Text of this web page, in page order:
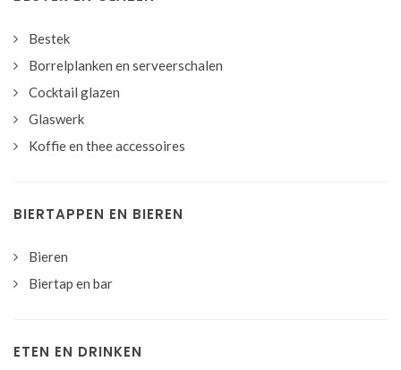
Bestek
Borrelplanken en serveerschalen
Cocktail glazen
Glaswerk
Koffie en thee accessoires
BIERTAPPEN EN BIEREN
Bieren
Biertap en bar
ETEN EN DRINKEN